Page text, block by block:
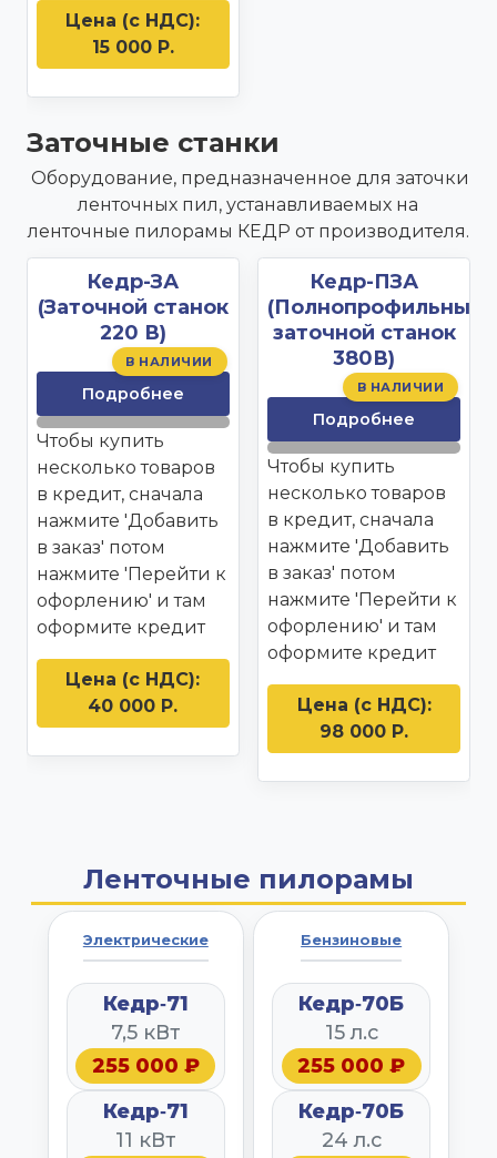
Цена (с НДС):
15 000 Р.
Заточные станки
Оборудование, предназначенное для заточки
ленточных пил, устанавливаемых на
ленточные пилорамы КЕДР от производителя.
Кедр-ЗА
(Заточной станок
220 В)
В НАЛИЧИИ
Подробнее
Чтобы купить
несколько товаров
в кредит, сначала
нажмите 'Добавить
в заказ' потом
нажмите 'Перейти к
офорлению' и там
оформите кредит
Цена (с НДС):
40 000 Р.
Кедр-ПЗА
(Полнопрофильный
заточной станок
380В)
В НАЛИЧИИ
Подробнее
Чтобы купить
несколько товаров
в кредит, сначала
нажмите 'Добавить
в заказ' потом
нажмите 'Перейти к
офорлению' и там
оформите кредит
Цена (с НДС):
98 000 Р.
Ленточные пилорамы
Электрические
Кедр‑71
7,5 кВт
255 000 ₽
Кедр‑71
11 кВт
Бензиновые
Кедр‑70Б
15 л.с
255 000 ₽
Кедр‑70Б
24 л.с